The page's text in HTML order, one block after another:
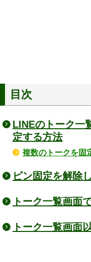
目次
LINEのトーク一
定する方法
複数のトークを固
ピン固定を解除
トーク一覧画面
トーク一覧画面